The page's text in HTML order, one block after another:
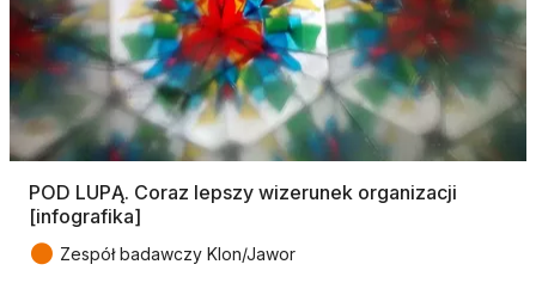
POD LUPĄ. Coraz lepszy wizerunek organizacji
[infografika]
● Zespół badawczy Klon/Jawor